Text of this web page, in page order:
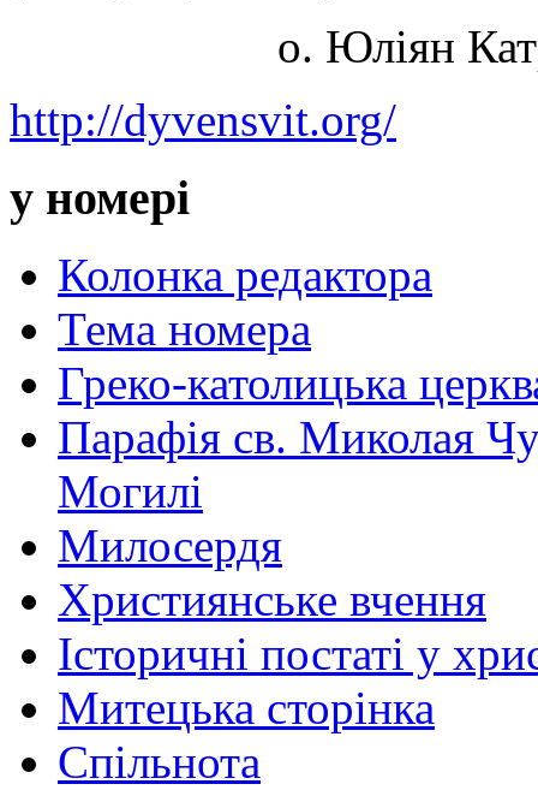
о. Юліян
http://dyvensvit.org/
у номері
Колонка редактора
Тема номера
Греко-католицька
Парафія св. Миколая
Могилі
Милосердя
Християнське вчення
Історичні постаті у
Митецька сторінка
Спільнота